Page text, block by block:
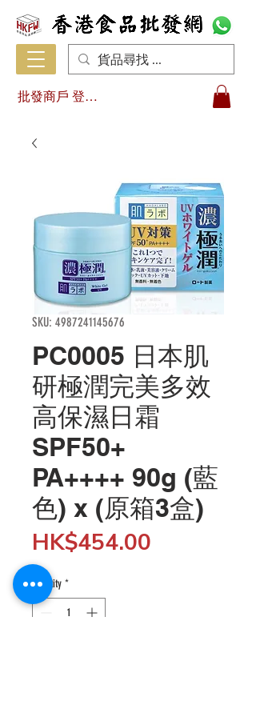
批發商戶 登入/註冊
SKU: 4987241145676
PC0005 日本肌
研極潤完美多效
高保濕日霜
SPF50+
PA++++ 90g (藍
色) x (原箱3盒)
HK$454.00
Quantity *